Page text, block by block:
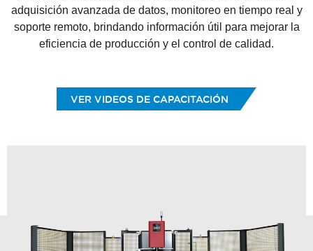
adquisición avanzada de datos, monitoreo en tiempo real y
soporte remoto, brindando información útil para mejorar la
eficiencia de producción y el control de calidad.
VER VIDEOS DE CAPACITACIÓN